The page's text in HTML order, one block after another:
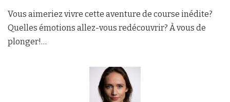
Vous aimeriez vivre cette aventure de course inédite?
Quelles émotions allez-vous redécouvrir? À vous de
plonger!…